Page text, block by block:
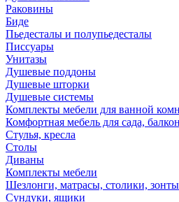
Раковины
Биде
Пьедесталы и полупьедесталы
Писсуары
Унитазы
Душевые поддоны
Душевые шторки
Душевые системы
Комплекты мебели для ванной
Комфортная мебель для сада,
Стулья, кресла
Столы
Диваны
Комплекты мебели
Шезлонги, матрасы, столики, зонты
Сундуки, ящики